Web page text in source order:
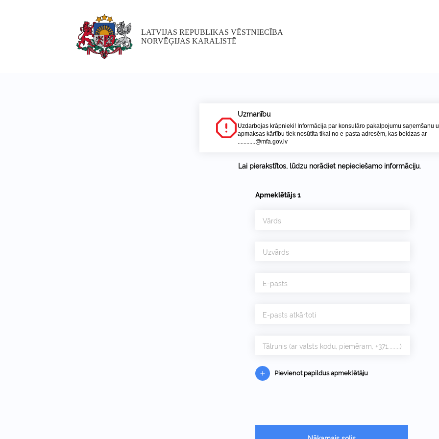
LATVIJAS REPUBLIKAS VĒSTNIECĪBA
NORVĒĢIJAS KARALISTĒ
Uzmanību
Uzdarbojas krāpnieki! Informācija par konsulāro pakalpojumu saņemšanu
apmaksas kārtību tiek nosūtīta tikai no e-pasta adresēm, kas beidzas ar
............@mfa.gov.lv
Lai pierakstītos, lūdzu norādiet nepieciešamo informāciju.
Apmeklētājs1
Vārds
Uzvārds
E-pasts
E-pasts atkārtoti
Tālrunis (ar valsts kodu, piemēram, +371........)
Pievienot papildus apmeklētāju